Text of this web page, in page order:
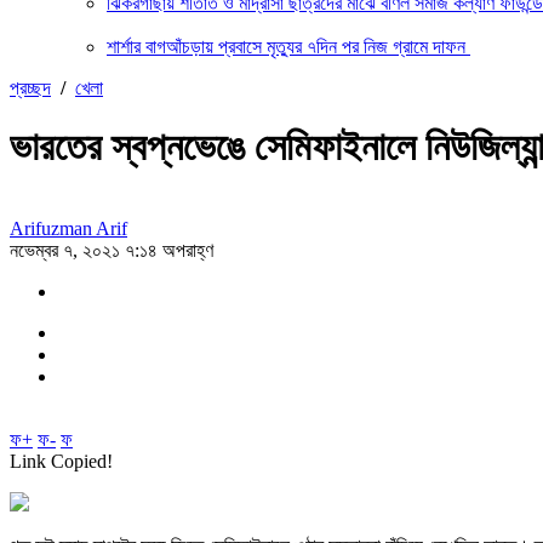
শার্শার বাগআঁচড়ায় প্রবাসে মৃত্যুর ৭দিন পর নিজ গ্রামে দাফন
প্রচ্ছদ / খেলা
ভারতের স্বপ্নভেঙে সেমিফাইনালে
Arifuzman Arif
নভেম্বর ৭, ২০২১ ৭:১৪ অপরাহ্ণ
ফ+ ফ- ফ
Link Copied!